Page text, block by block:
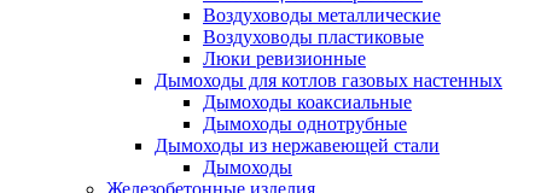
Воздуховоды металлические
Воздуховоды пластиковые
Люки ревизионные
Дымоходы для котлов газовых настенных
Дымоходы коаксиальные
Дымоходы однотрубные
Дымоходы из нержавеющей стали
Дымоходы
Железобетонные изделия